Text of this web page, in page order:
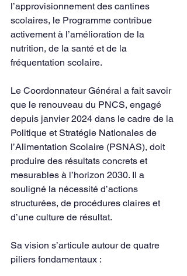
l’approvisionnement des cantines
scolaires, le Programme contribue
activement à l’amélioration de la
nutrition, de la santé et de la
fréquentation scolaire.
Le Coordonnateur Général a fait savoir
que le renouveau du PNCS, engagé
depuis janvier 2024 dans le cadre de la
Politique et Stratégie Nationales de
l’Alimentation Scolaire (PSNAS), doit
produire des résultats concrets et
mesurables à l’horizon 2030. Il a
souligné la nécessité d’actions
structurées, de procédures claires et
d’une culture de résultat.
Sa vision s’articule autour de quatre
piliers fondamentaux :